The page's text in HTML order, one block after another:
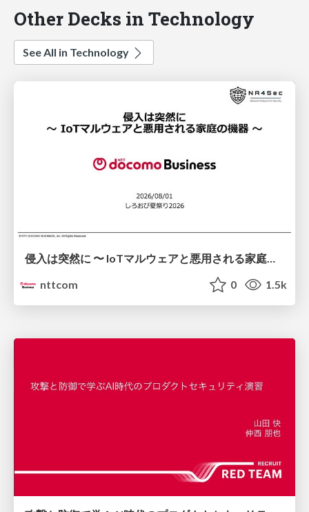
Other Decks in Technology
See All in Technology
侵入は突然に 〜 IoTマルウェアと悪用される家庭の機器 ～ / When Intrusion Strikes: IoT Malware and the Abuse of Home Devices
nttcom
0 1.5k